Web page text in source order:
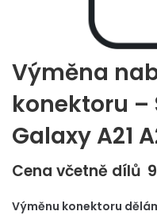
Výměna
konektoru –
Galaxy A21
Cena včetně dílů
Výměnu konektoru